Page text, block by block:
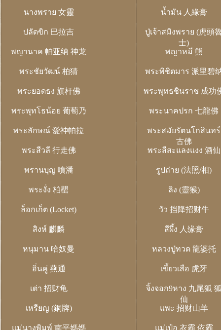
นางพราย 女靈 น้ำมัน 人緣膏
ปลัดขิก 巴拉吉
ปู่เจ้าสมิงพราย (虎頭
士)
พญานาค 帕亚纳 神龙
พญาหมี 熊
พระชัยวัฒน์ 柏猜 พระพิชิตมาร 派里碧
พระยอดธง 旗杆佛 พระพุทธชินราช 成功
พระพุทโธน้อย 葡萄乃 พระนาคปรก 七龍佛
พระลักษณ์ 愛神帕拉
พระสมัยรัตนโกสินทร์
古佛
พระสีวลี 行走佛
พระสีสะแลงแงง 酒仙
พรานบุญ 噴潘 รูปถ่าย (法照/相)
พระงั่ง 柏罌 ลิง (靈猴)
ล็อกเก็ต (Locket) วัว 挡降招财牛
สิงห์ 麒麟 สีผึ้ง 人缘膏
หนุมาน 哈奴曼 หลวงปู่ทวด 龍婆托
อิ่นคู่ 燕通 เขี้ยวเสือ 虎牙
เต่า 招财龟
จิ้งจอก9หาง 九尾狐
仙
เหรียญ (銅牌)
แพะ 招财山羊
แม่นางพิมพ์ 南平媽媽 แม่เป๋อ 衣霸 依霸